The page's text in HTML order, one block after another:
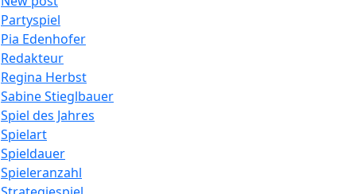
Partyspiel
Pia Edenhofer
Redakteur
Regina Herbst
Sabine Stieglbauer
Spiel des Jahres
Spielart
Spieldauer
Spieleranzahl